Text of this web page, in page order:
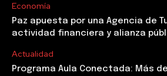
Economía
Paz apuesta por una Agencia de
actividad financiera y alianza
Actualidad
Programa Aula Conectada: Más